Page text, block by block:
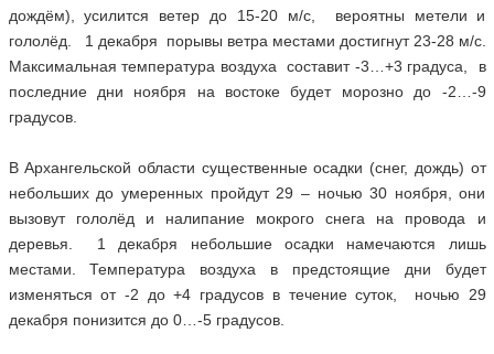
дождём), усилится ветер до 15-20 м/с, вероятны метели и
гололёд. 1 декабря порывы ветра местами достигнут 23-28 м/с.
Максимальная температура воздуха составит -3…+3 градуса, в
последние дни ноября на востоке будет морозно до -2…-9
градусов.
В Архангельской области существенные осадки (снег, дождь) от
небольших до умеренных пройдут 29 – ночью 30 ноября, они
вызовут гололёд и налипание мокрого снега на провода и
деревья. 1 декабря небольшие осадки намечаются лишь
местами. Температура воздуха в предстоящие дни будет
изменяться от -2 до +4 градусов в течение суток, ночью 29
декабря понизится до 0…-5 градусов.